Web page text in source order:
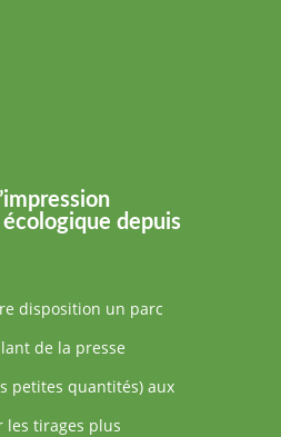
depuis
disposition un parc
de la presse
petites quantités) aux
les tirages plus